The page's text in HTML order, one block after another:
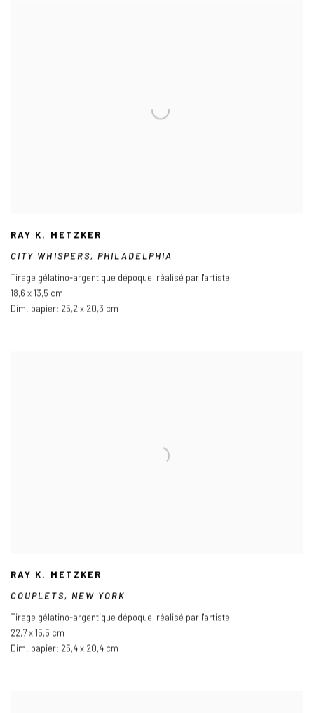
RAY K. METZKER
CITY WHISPERS,PHILADELPHIA
Tirage gélatino-argentique d'époque, réalisé par l'artiste
18,6 x 13,5 cm
Dim. papier: 25,2 x 20,3 cm
RAY K. METZKER
COUPLETS, NEW YORK
Tirage gélatino-argentique d'époque, réalisé par l'artiste
22,7 x 15,5 cm
Dim. papier: 25,4 x 20,4 cm